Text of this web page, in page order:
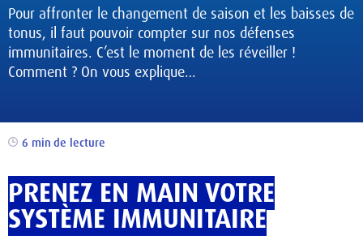
Pour affronter le changement de saison et les baisses de
tonus, il faut pouvoir compter sur nos défenses
immunitaires. C’est le moment de les réveiller !
Comment ? On vous explique…
6 min de lecture
PRENEZ EN MAIN VOTRE
SYSTÈME IMMUNITAIRE